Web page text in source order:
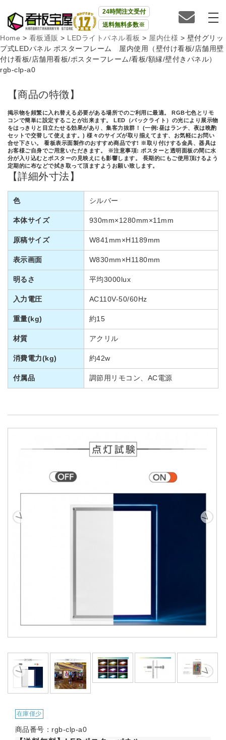
24時間注文受付
送料無料多数※
Home > 看板通販 > LEDライトパネル看板 > 屋内仕様 > 壁付グリッ
プ式LEDパネル ポスターフレーム 屋内使用（壁付け看板/店舗用壁
付け看板/店舗用看板/ポスターフレーム/看板/額縁/壁付きパネル）
rgb-clp-a0
【商品の特徴】
掲示物を頻繁に入れ替える必要がある場所でのご利用に最適。 RGB七色とリモ
コンで簡単に設定することが出来ます。 LED（バックライト）の光により展示物
をはっきりと目立たせる効果があり、集客力抜群！ (一例:昼はランチ、夜は晩酌
セットで交替して使えます。) 様々のサイズが取り揃えてます、お気軽にお問い
合せ下さい。 看板表示面製作のおすすめ商品です! ※取り付けする金具、器具は
お客様ご自身でご用意いただきます。 ※注意事項: ポスターと透明面板の間に水
分が入り込むとポスターの見映えにも影響します。 長期的にもご使用頂けるよう
定期的に布などで拭き取って頂ますようお願い致します。
【詳細外寸法】
色 シルバー
本体サイズ 930mm×1280mm×11mm
原稿サイズ W841mm×H1189mm
表示画面 W830mm×H1180mm
明るさ 平均3000lux
入力電圧 AC110V-50/60Hz
重量(kg) 約15
材質 アクリル
消費電力(kg) 約42w
付属品 調節用リモコン、AC電源
在庫僅少
商品番号：rgb-clp-a0